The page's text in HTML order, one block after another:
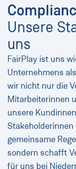
Unsere
uns
FairPlay ist uns
Unternehmens
wir nicht nur die
Mitarbeiterinnen
unsere
gemeinsame
sondern schafft
für uns bei